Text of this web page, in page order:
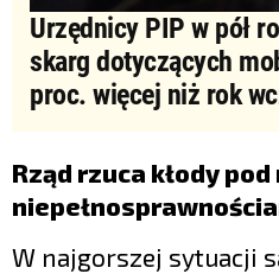
Urzędnicy PIP w pół
skarg dotyczących
proc. więcej niż rok
Rząd rzuca kłody pod
W najgorszej sytuacji